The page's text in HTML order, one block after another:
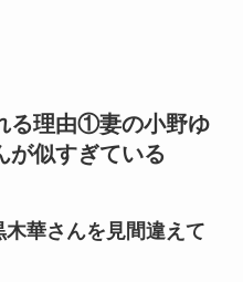
る理由①妻の小野ゆ
が似すぎている
華さんを見間違えて